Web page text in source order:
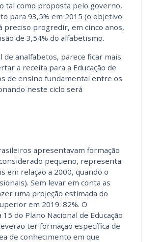
tal como proposta pelo governo,
para 93,5% em 2015 (o objetivo
preciso progredir, em cinco anos,
de 3,54% do alfabetismo.
analfabetos, parece ficar mais
a receita para a Educação de
de ensino fundamental entre os
neste ciclo será
apresentavam formação
pequeno, representa
em relação a 2000, quando o
Sem levar em conta as
uma projeção estimada do
em 2019: 82%. O
do Plano Nacional de Educação
ter formação específica de
de conhecimento em que